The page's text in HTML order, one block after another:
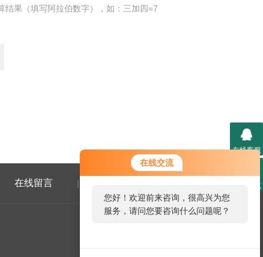
在线交流
您好！欢迎前来咨询，很高兴为您
服务，请问您要咨询什么问题呢？
结果（填写阿拉伯数字），如：三加四=7
在线留言 |
在线客服
联系方式